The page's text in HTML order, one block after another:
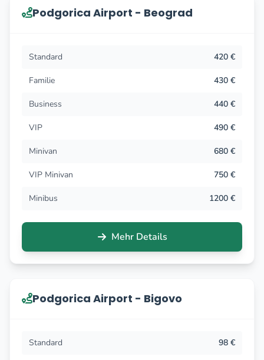
Podgorica Airport - Beograd
Standard 420 €
Familie 430 €
Business 440 €
VIP 490 €
Minivan 680 €
VIP Minivan 750 €
Minibus 1200 €
Mehr Details
Podgorica Airport - Bigovo
Standard 98 €